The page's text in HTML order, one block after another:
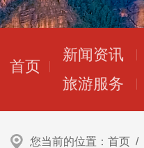
首页
新闻资讯
旅游服务
您当前的位置： 首页 /